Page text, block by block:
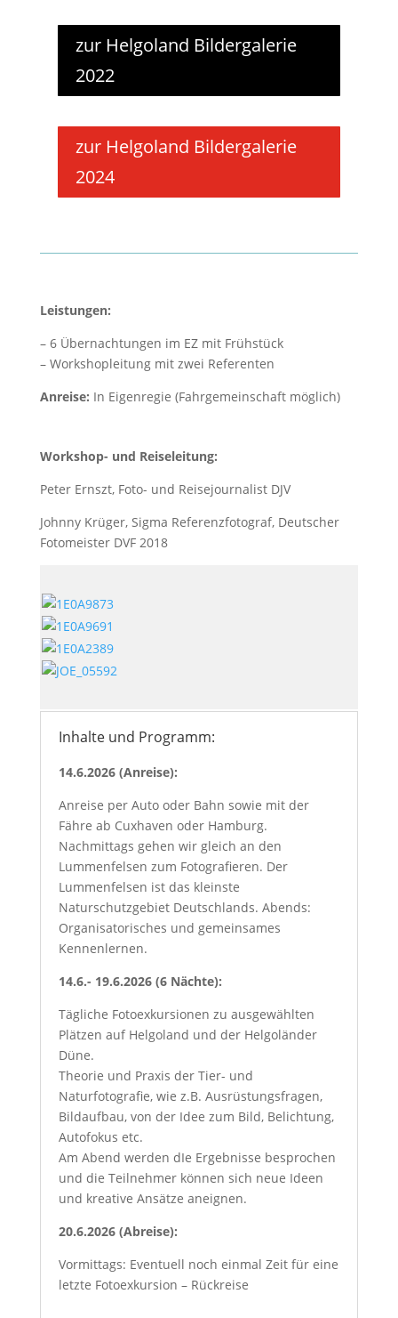
zur Helgoland Bildergalerie
2022
zur Helgoland Bildergalerie
2024
Leistungen:
– 6 Übernachtungen im EZ mit Frühstück
– Workshopleitung mit zwei Referenten
Anreise: In Eigenregie (Fahrgemeinschaft möglich)
Workshop- und Reiseleitung:
Peter Ernszt, Foto- und Reisejournalist DJV
Johnny Krüger, Sigma Referenzfotograf, Deutscher
Fotomeister DVF 2018
Inhalte und Programm:
14.6.2026 (Anreise):
Anreise per Auto oder Bahn sowie mit der
Fähre ab Cuxhaven oder Hamburg.
Nachmittags gehen wir gleich an den
Lummenfelsen zum Fotografieren. Der
Lummenfelsen ist das kleinste
Naturschutzgebiet Deutschlands. Abends:
Organisatorisches und gemeinsames
Kennenlernen.
14.6.- 19.6.2026 (6 Nächte):
Tägliche Fotoexkursionen zu ausgewählten
Plätzen auf Helgoland und der Helgoländer
Düne.
Theorie und Praxis der Tier- und
Naturfotografie, wie z.B. Ausrüstungsfragen,
Bildaufbau, von der Idee zum Bild, Belichtung,
Autofokus etc.
Am Abend werden dIe Ergebnisse besprochen
und die Teilnehmer können sich neue Ideen
und kreative Ansätze aneignen.
20.6.2026 (Abreise):
Vormittags: Eventuell noch einmal Zeit für eine
letzte Fotoexkursion – Rückreise